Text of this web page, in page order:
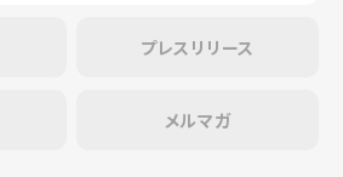
プレスリリース
メルマガ